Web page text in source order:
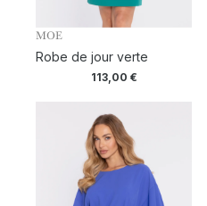
MOE
Robe de jour verte
113,00 €